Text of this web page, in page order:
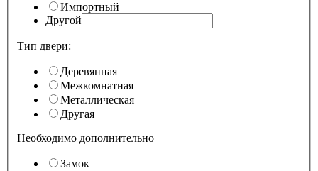
Импортный
Другой
Тип двери:
Деревянная
Межкомнатная
Металлическая
Другая
Необходимо дополнительно
Замок